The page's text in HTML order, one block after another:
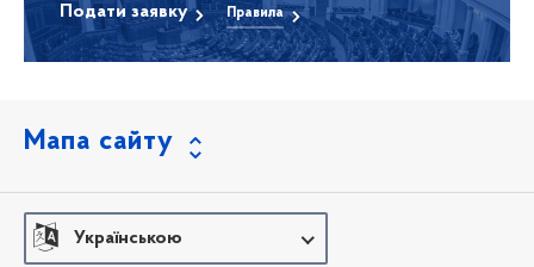
Подати заявку Правила
Мапа сайту
Українською